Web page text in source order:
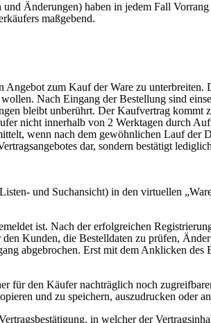
Änderungen) haben in jedem Fall
maßgebend.
zum Kauf der Ware zu
Nach Eingang der Bestellung sind
bleibt unberührt. Der Kaufvertrag kommt
nicht innerhalb von 2 Werktagen durch
wenn nach dem gewöhnlichen Lauf der
dar, sondern bestätigt
und Suchansicht) in den virtuellen
ist. Nach der erfolgreichen
Kunden, die Bestelldaten zu prüfen,
abgebrochen. Erst mit dem Anklicken
für den Käufer nachträglich noch
und zu speichern, auszudrucken oder
in welcher der